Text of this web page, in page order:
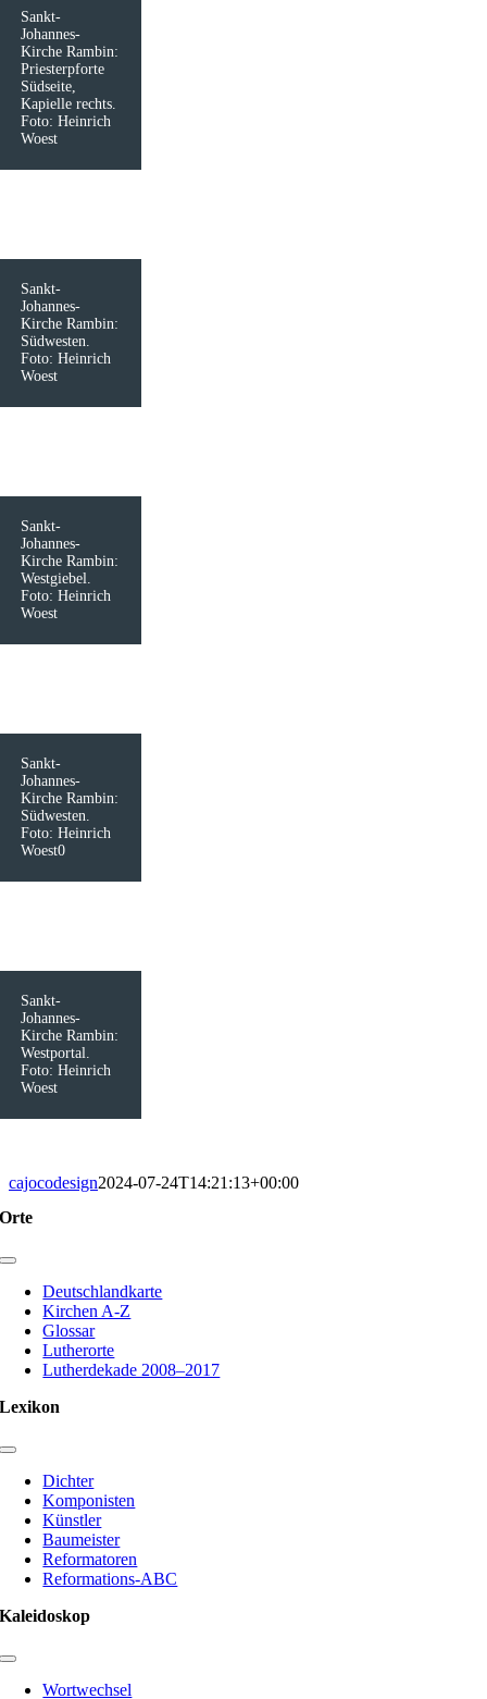
Sankt-
Johannes-
Kirche Rambin:
Priesterpforte
Südseite,
Kapielle rechts.
Foto: Heinrich
Woest
Sankt-
Johannes-
Kirche Rambin:
Südwesten.
Foto: Heinrich
Woest
Sankt-
Johannes-
Kirche Rambin:
Westgiebel.
Foto: Heinrich
Woest
Sankt-
Johannes-
Kirche Rambin:
Südwesten.
Foto: Heinrich
Woest0
Sankt-
Johannes-
Kirche Rambin:
Westportal.
Foto: Heinrich
Woest
cajocodesign2024-07-24T14:21:13+00:00
Orte
Toggle
NavigationDeutschlandkarte
Kirchen A-Z
Glossar
Lutherorte
Lutherdekade 2008–2017
Lexikon
Toggle
Navigation
Dichter
Komponisten
Künstler
Baumeister
Reformatoren
Reformations-ABC
Kaleidoskop
Toggle
NavigationWortwechsel